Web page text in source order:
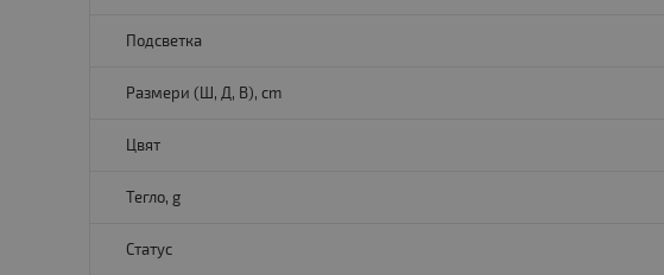
Подсветка
Размери (Ш, Д, В), cm
Цвят
Тегло, g
Статус